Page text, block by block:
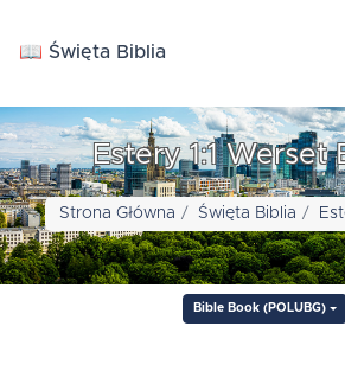
📖 Święta Biblia
Estery 1:1 Werset
Strona Główna Święta Biblia
Bible Book (POLUBG)